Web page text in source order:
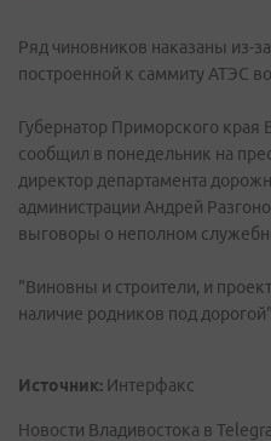
Ряд чиновников наказаны из-
построенной к саммиту АТЭС
Губернатор Приморского
сообщил в понедельник на
директор департамента
администрации Андрей
выговоры о неполном
"Виновны и строители, и
наличие родников под
Источник: Интерфакс
Новости Владивостока в